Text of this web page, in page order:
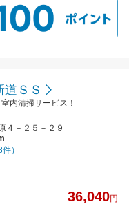
ＳＳ
内清掃サービス！
４－２５－２９
件）
36,040円